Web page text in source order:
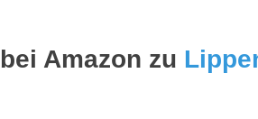
Amazon zu